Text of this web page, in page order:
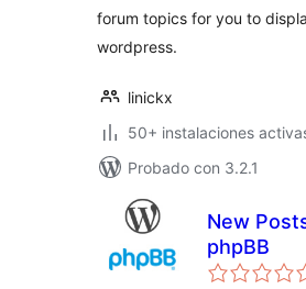
forum topics for you to
wordpress.
linickx
50+ instalaciones
Probado con 3.2.1
New
phpBB